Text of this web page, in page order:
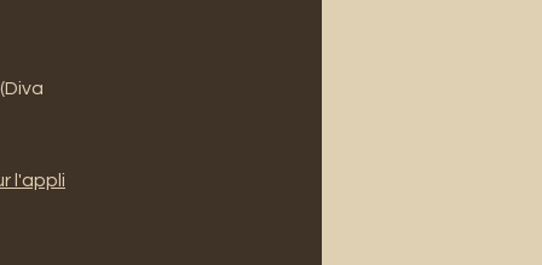
l'appli